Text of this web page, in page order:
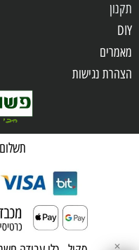
תקנון
DIY
מאמרים
הצהרת נגישות
✕